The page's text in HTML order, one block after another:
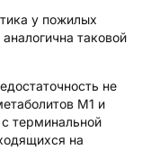
у пожилых
таковой
не
M1 и
терминальной
на